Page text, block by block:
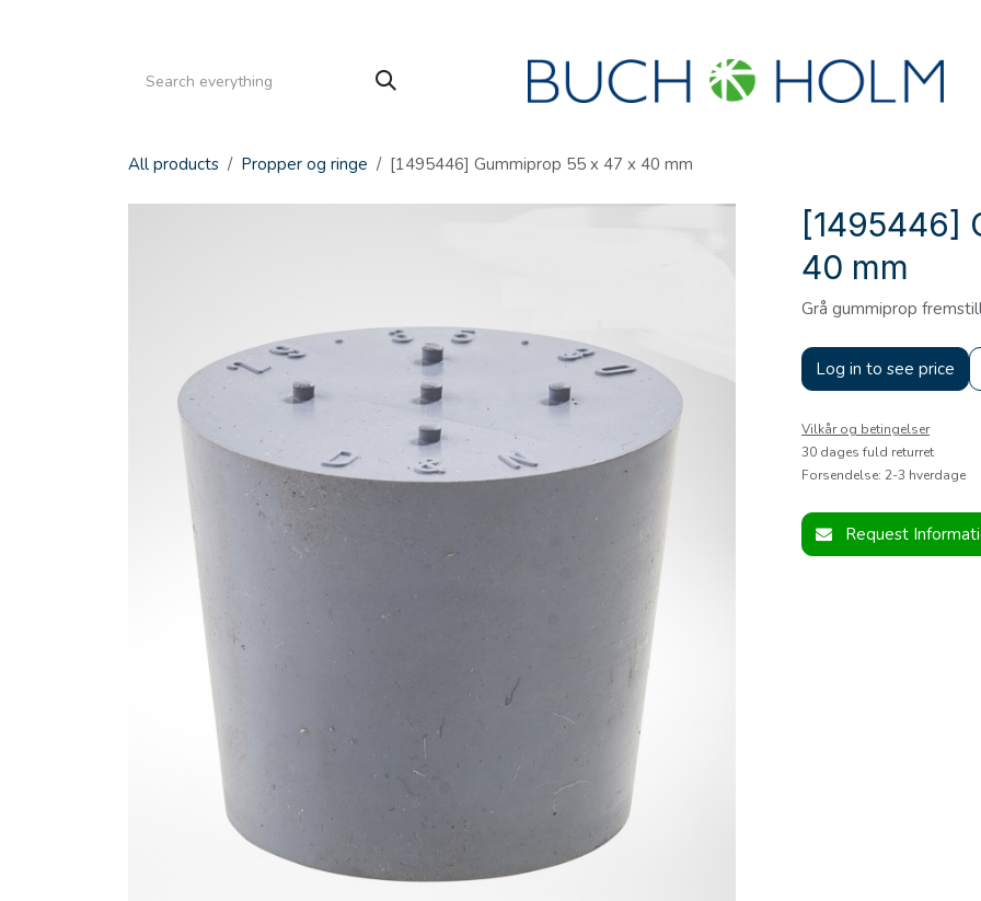
All products Propper og ringe [1495446] Gummiprop 55 x 47 x 40 mm
[1495446]
40 mm
Grå gummiprop
Log in to see price
Vilkår og betingelser
30 dages fuld returret
Forsendelse: 2-3 hverdage
Request